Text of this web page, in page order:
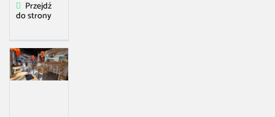
Przejdź
do strony